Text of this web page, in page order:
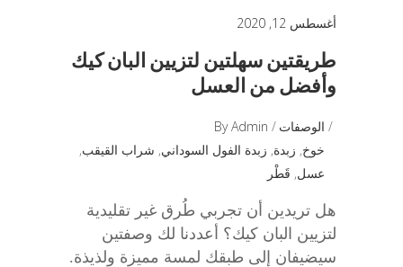
أغسطس 12, 2020
طريقتين سهلتين لتزيين البان كيك
وأفضل من العسل
الوصفات ByAdmin
خوخ, زبدة, زبدة الفول السوداني, شراب القيقب,
عسل, قَطْر
هل تريدين أن تجربي طُرق غير تقليدية
لتزيين البان كيك؟ أعددنا لك وصفتين
سيضيفان إلى طبقك لمسة مميزة ولذيذة.